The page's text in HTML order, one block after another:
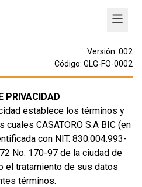
Versión: 002
Código: GLG-FO-0002
PRIVACIDAD
establece los términos y
CASATORO S.A BIC (en
con NIT. 830.004.993-
No. 170-97 de la ciudad de
el tratamiento de sus datos
términos.